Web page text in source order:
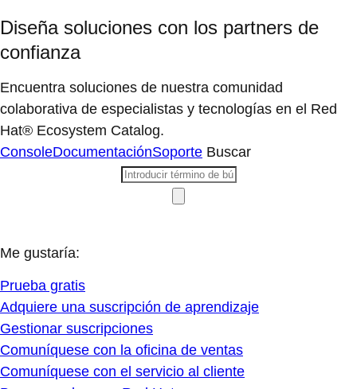
Diseña soluciones con los partners de
confianza
Encuentra soluciones de nuestra comunidad
colaborativa de especialistas y tecnologías en el Red
Hat® Ecosystem Catalog.
ConsoleDocumentaciónSoporte Buscar
Me gustaría:
Prueba gratis
Adquiere una suscripción de aprendizaje
Gestionar suscripciones
Comuníquese con la oficina de ventas
Comuníquese con el servicio al cliente